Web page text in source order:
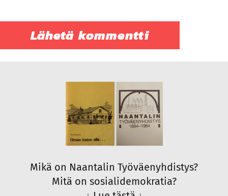
Mikä on Naantalin Työväenyhdistys?
Mitä on sosialidemokratia?